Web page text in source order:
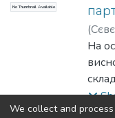
No Thumbnail Available
(
Даля
На
We collect and